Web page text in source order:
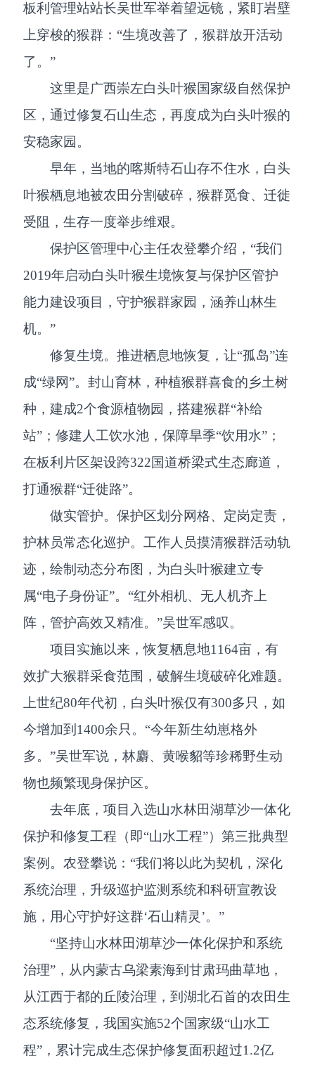
板利管理站站长吴世军举着望远镜，紧盯岩壁
上穿梭的猴群：“生境改善了，猴群放开活动
了。”
这里是广西崇左白头叶猴国家级自然保护
区，通过修复石山生态，再度成为白头叶猴的
安稳家园。
早年，当地的喀斯特石山存不住水，白头
叶猴栖息地被农田分割破碎，猴群觅食、迁徙
受阻，生存一度举步维艰。
保护区管理中心主任农登攀介绍，“我们
2019年启动白头叶猴生境恢复与保护区管护
能力建设项目，守护猴群家园，涵养山林生
机。”
修复生境。推进栖息地恢复，让“孤岛”连
成“绿网”。封山育林，种植猴群喜食的乡土树
种，建成2个食源植物园，搭建猴群“补给
站”；修建人工饮水池，保障旱季“饮用水”；
在板利片区架设跨322国道桥梁式生态廊道，
打通猴群“迁徙路”。
做实管护。保护区划分网格、定岗定责，
护林员常态化巡护。工作人员摸清猴群活动轨
迹，绘制动态分布图，为白头叶猴建立专
属“电子身份证”。“红外相机、无人机齐上
阵，管护高效又精准。”吴世军感叹。
项目实施以来，恢复栖息地1164亩，有
效扩大猴群采食范围，破解生境破碎化难题。
上世纪80年代初，白头叶猴仅有300多只，如
今增加到1400余只。“今年新生幼崽格外
多。”吴世军说，林麝、黄喉貂等珍稀野生动
物也频繁现身保护区。
去年底，项目入选山水林田湖草沙一体化
保护和修复工程（即“山水工程”）第三批典型
案例。农登攀说：“我们将以此为契机，深化
系统治理，升级巡护监测系统和科研宣教设
施，用心守护好这群‘石山精灵’。”
“坚持山水林田湖草沙一体化保护和系统
治理”，从内蒙古乌梁素海到甘肃玛曲草地，
从江西于都的丘陵治理，到湖北石首的农田生
态系统修复，我国实施52个国家级“山水工
程”，累计完成生态保护修复面积超过1.2亿